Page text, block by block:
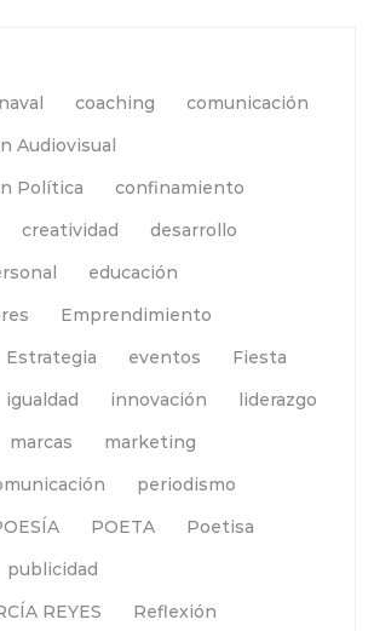
coaching
comunicación
Audiovisual
Política
confinamiento
creatividad
desarrollo
educación
Emprendimiento
Estrategia eventos
Fiesta
igualdad innovación
liderazgo
marcas
marketing
periodismo
POETA
Poetisa
publicidad
REYES
Reflexión